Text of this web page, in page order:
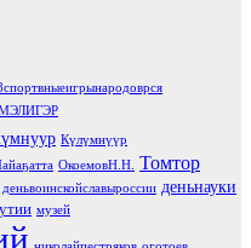
Күлүмнүүр
ОкоемовН.Н. Томтор
деньвоинскойславыроссии деньнауки
музей